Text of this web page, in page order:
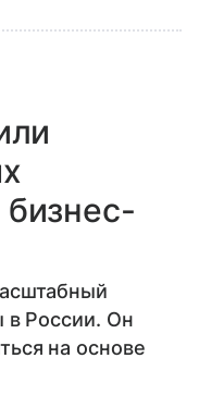
в России. Он
на основе